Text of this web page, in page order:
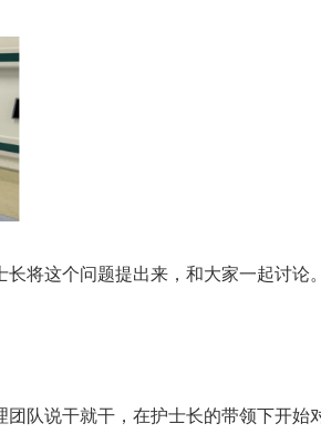
将这个问题提出来，和大家一起讨论
队说干就干，在护士长的带领下开始